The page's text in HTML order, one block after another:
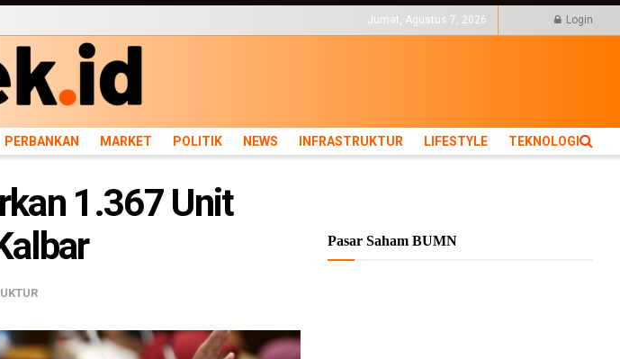
MARKET POLITIK NEWS INFRASTRUKTUR LIFESTYLE
Jumat, Agustus 7, 2026 Login
PERBANKAN MARKET POLITIK NEWS INFRASTRUKTUR LIFESTYLE TEKNOLOGI
1.367 Unit
Pasar Saham BUMN